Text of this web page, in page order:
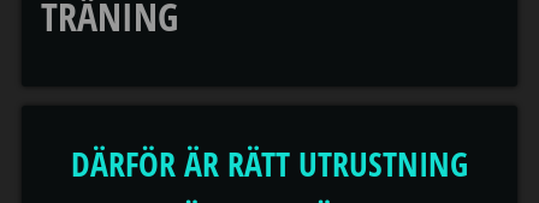
TRÄNING
DÄRFÖR ÄR RÄTT UTRUSTNING